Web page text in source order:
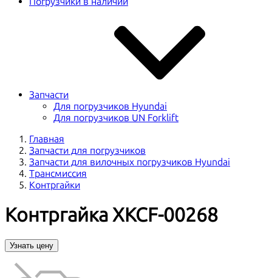
Запчасти
Для погрузчиков Hyundai
Для погрузчиков UN Forklift
Главная
Запчасти для погрузчиков
Запчасти для вилочных погрузчиков Hyundai
Трансмиссия
Контргайки
Контргайка XKCF-00268
Узнать цену